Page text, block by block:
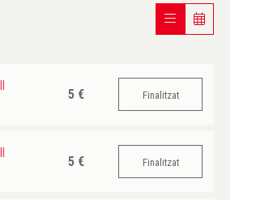
5 € Finalitzat
5 € Finalitzat